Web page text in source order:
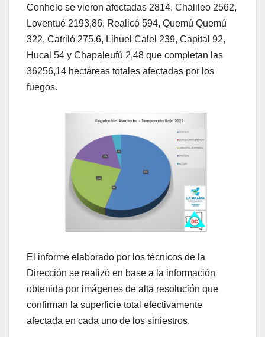
Conhelo se vieron afectadas 2814, Chalileo 2562,
Loventué 2193,86, Realicó 594, Quemú Quemú
322, Catriló 275,6, Lihuel Calel 239, Capital 92,
Hucal 54 y Chapaleufú 2,48 que completan las
36256,14 hectáreas totales afectadas por los
fuegos.
El informe elaborado por los técnicos de la
Dirección se realizó en base a la información
obtenida por imágenes de alta resolución que
confirman la superficie total efectivamente
afectada en cada uno de los siniestros.